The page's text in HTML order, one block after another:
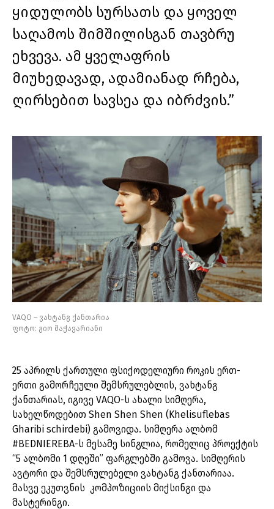
ყიდულობს სურსათს და ყოველ
საღამოს შიმშილისგან თავბრუ
ეხვევა. ამ ყველაფრის
მიუხედავად, ადამიანად რჩება,
ღირსებით სავსეა და იბრძვის.”
VAQO – ვახტანგ ქანთარია
ფოტო: გიო მაჭავარიანი
25 აპრილს ქართული ფსიქოდელიური როკის ერთ-
ერთი გამორჩეული შემსრულებლის, ვახტანგ
ქანთარიას, იგივე VAQO-ს ახალი სიმღერა,
სახელწოდებით Shen Shen Shen (Khelisuflebas
Gharibi schirdebi) გამოვიდა. სიმღერა ალბომ
#BEDNIEREBA-ს მესამე სინგლია, რომელიც პროექტის
“5 ალბომი 1 დღეში” ფარგლებში გამოვა. სიმღერის
ავტორი და შემსრულებელი ვახტანგ ქანთარიაა.
მასვე ეკუთვნის კომპოზიციის მიქსინგი და
მასტერინგი.